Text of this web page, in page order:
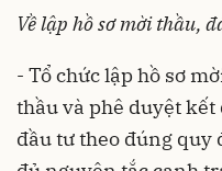
Về lập hồ sơ mời thầu,
- Tổ chức lập hồ sơ
thầu và phê duyệt
đầu tư theo đúng